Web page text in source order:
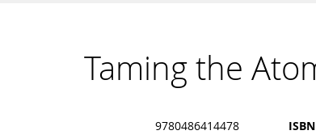
Taming the
9780486414478